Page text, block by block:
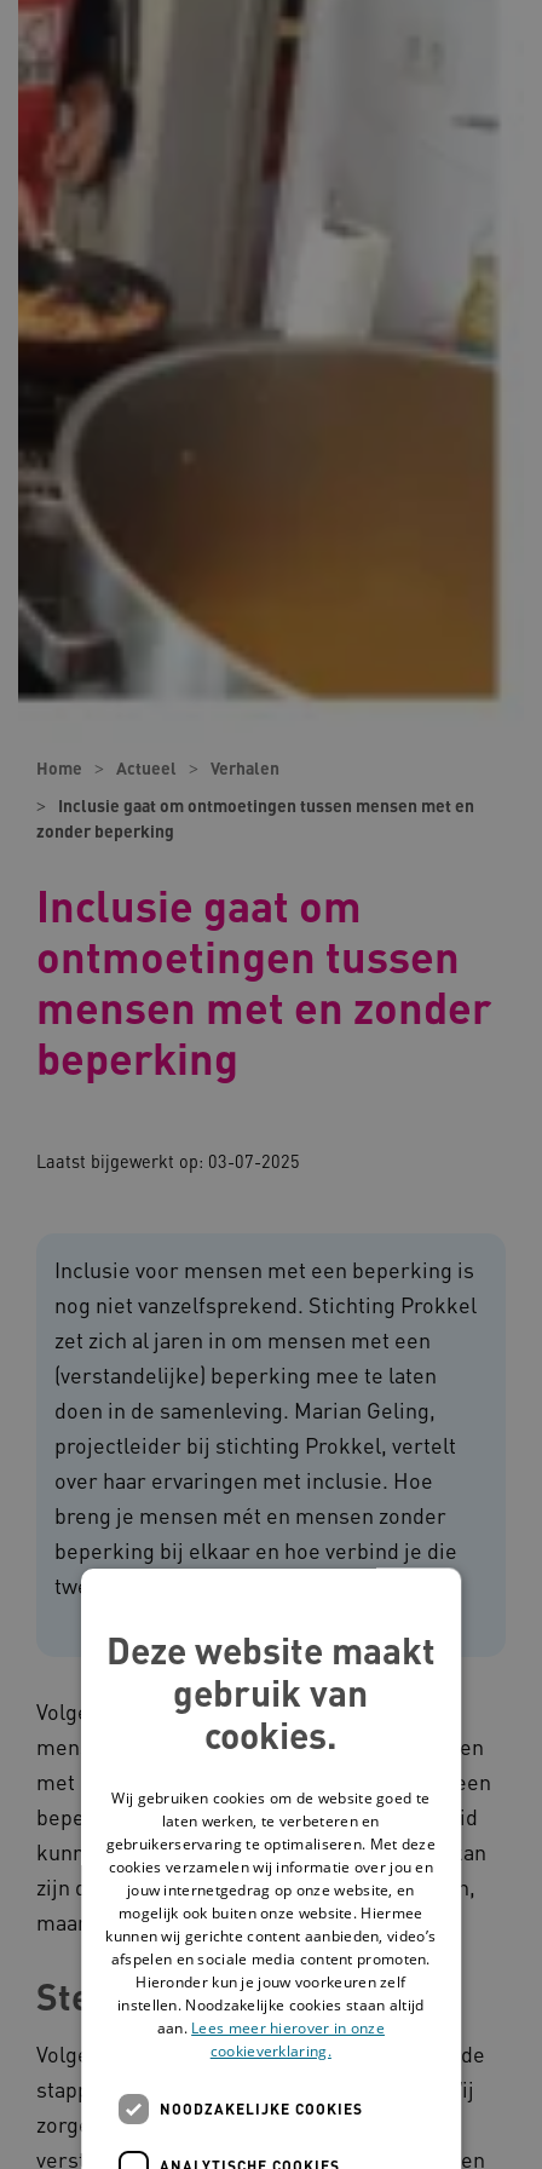
Home Actueel
Verhalen
Inclusie gaat om ontmoetingen tussen mensen met en
zonder beperking
Inclusie gaat om
ontmoetingen tussen
mensen met en zonder
beperking
Laatst bijgewerkt op: 03-07-2025
Inclusie voor mensen met een beperking is
nog niet vanzelfsprekend. Stichting Prokkel
zet zich al jaren in om mensen met een
(verstandelijke) beperking mee te laten
doen in de samenleving. Marian Geling,
projectleider bij stichting Prokkel, vertelt
over haar ervaringen met inclusie. Hoe
breng je mensen mét en mensen zonder
beperking bij elkaar en hoe verbind je die
twee werelden?
Volgens Marian is de kracht van inclusie dat
mensen met een beperking mee kunnen doen
met reguliere activiteiten. 'Als iemand met een
beperking van zingen houdt, moet diegene lid
kunnen worden van een gewoon koor.' Het kan
zijn dat er iets extra’s geregeld moet worden,
maar dit moet dan gefaciliteerd worden.
Stembureaus
Volgens Marian worden er in Nederland goede
stappen gezet op het gebied van inclusie. 'Wij
zorgen ervoor dat mensen met een
verstandelijke beperking mee kunnen werken
Deze website maakt
gebruik van
cookies.
Wij gebruiken cookies om de website goed te
laten werken, te verbeteren en
gebruikerservaring te optimaliseren. Met deze
cookies verzamelen wij informatie over jou en
jouw internetgedrag op onze website, en
mogelijk ook buiten onze website. Hiermee
kunnen wij gerichte content aanbieden, video’s
afspelen en sociale media content promoten.
Hieronder kun je jouw voorkeuren zelf
instellen. Noodzakelijke cookies staan altijd
aan. Lees meer hierover in onze
cookieverklaring.
NOODZAKELIJKE COOKIES
ANALYTISCHE COOKIES